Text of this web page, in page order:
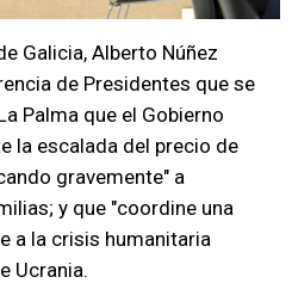
Galicia, Alberto Núñez
de Presidentes que se
Palma que el Gobierno
la escalada del precio de
gravemente" a
y que "coordine una
a la crisis humanitaria
Ucrania.